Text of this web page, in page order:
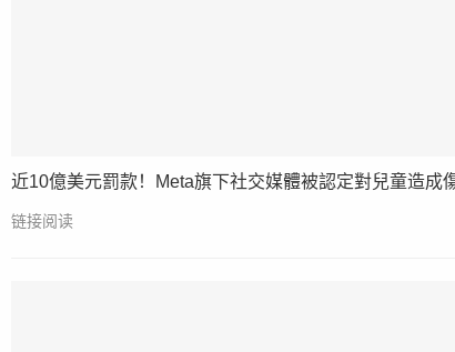
近10億美元罰款！Meta旗下社交媒體被認定對兒童造成
链接阅读